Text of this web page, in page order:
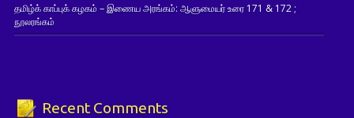
தமிழ்க் காப்புக் கழகம் – இணைய அரங்கம்: ஆளுமையர் உரை 171 & 172 ;
நூலரங்கம்
Recent Comments